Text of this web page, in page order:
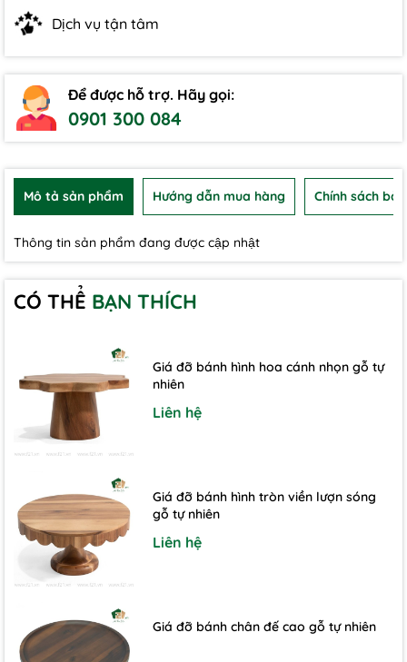
Dịch vụ tận tâm
Để được hỗ trợ. Hãy gọi:
0901 300 084
Mô tả sản phẩm Hướng dẫn mua hàng Chính sách
Thông tin sản phẩm đang được cập nhật
CÓ THỂ BẠN THÍCH
Giá đỡ bánh hình hoa cánh nhọn gỗ tự
nhiên
Liên hệ
Giá đỡ bánh hình tròn viền lượn sóng
gỗ tự nhiên
Liên hệ
Giá đỡ bánh chân đế cao gỗ tự nhiên